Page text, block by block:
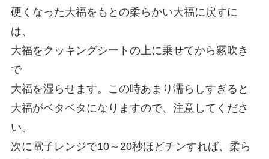
硬くなった大福をもとの柔らかい大福に戻すに
は、
大福をクッキングシートの上に乗せてから霧吹き
で
大福を湿らせます。この時あまり濡らしすぎると
大福がベタベタになりますので、注意してくださ
い。
次に電子レンジで10～20秒ほどチンすれば、柔ら